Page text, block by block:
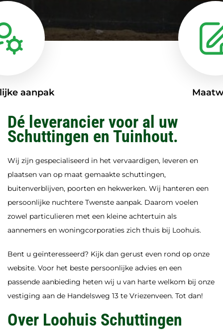
aanpak
Dé leverancier voor al uw
Schuttingen en Tuinhout.
Wij zijn gespecialiseerd in het vervaardigen, leveren en
plaatsen van op maat gemaakte schuttingen,
buitenverblijven, poorten en hekwerken. Wij hanteren een
persoonlijke nuchtere Twenste aanpak. Daarom voelen
zowel particulieren met een kleine achtertuin als
aannemers en woningcorporaties zich thuis bij Loohuis.
Bent u geïnteresseerd? Kijk dan gerust even rond op onze
website. Voor het beste persoonlijke advies en een
passende aanbieding heten wij u van harte welkom bij onze
vestiging aan de Handelsweg 13 te Vriezenveen. Tot dan!
Over Loohuis Schuttingen